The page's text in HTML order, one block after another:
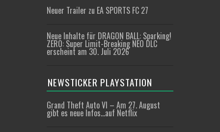
Neuer Trailer zu EA SPORTS FC 27
Neue Inhalte für DRAGON BALL: Sparking!
ZERO: Super Limit-Breaking NEO DLC
erscheint am 30. Juli 2026
NEWSTICKER PLAYSTATION
Grand Theft Auto VI – Am 27. August
gibt es neue Infos…auf Netflix